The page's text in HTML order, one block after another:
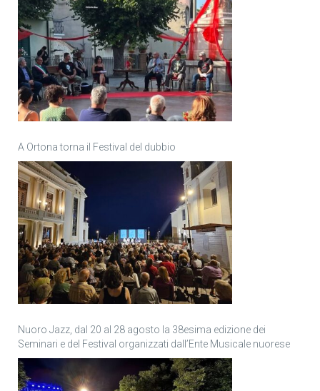
A Ortona torna il Festival del dubbio
Nuoro Jazz, dal 20 al 28 agosto la 38esima edizione dei
Seminari e del Festival organizzati dall’Ente Musicale nuorese